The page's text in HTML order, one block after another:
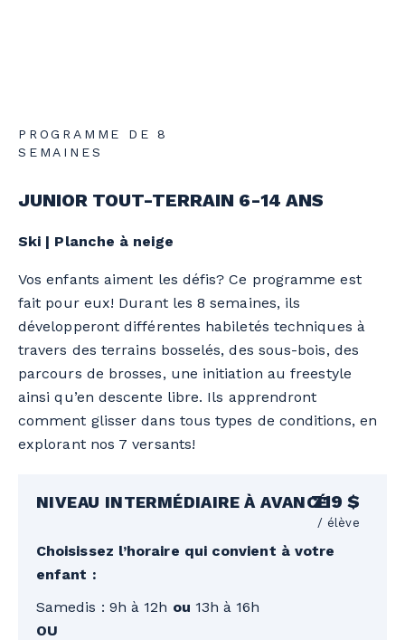
PROGRAMME DE 8
SEMAINES
JUNIOR TOUT-TERRAIN 6-14 ANS
Ski | Planche à neige
Vos enfants aiment les défis? Ce programme est
fait pour eux! Durant les 8 semaines, ils
développeront différentes habiletés techniques à
travers des terrains bosselés, des sous-bois, des
parcours de brosses, une initiation au freestyle
ainsi qu’en descente libre. Ils apprendront
comment glisser dans tous types de conditions, en
explorant nos 7 versants!
NIVEAU INTERMÉDIAIRE À AVANCÉ719 $
/ élève
Choisissez l’horaire qui convient à votre
enfant :
Samedis : 9h à 12h ou 13h à 16h
OU